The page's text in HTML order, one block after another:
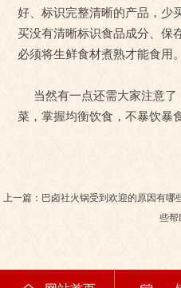
好、标识完整清晰的产品，少
买没有清晰标识食品成分、保
必须将生鲜食材煮熟才能食用。
当然有一点还需大家注意了
菜，掌握均衡饮食，不暴饮暴
上一篇：巴卤社火锅受到欢迎的原因有
些帮